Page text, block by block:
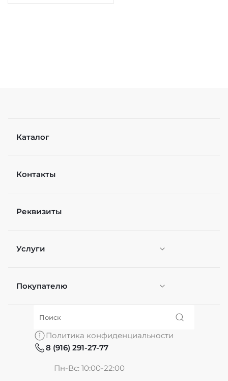
Каталог
Контакты
Реквизиты
Услуги
Персонификация
Покупателю
О нас
Политика конфиденциальности
8 (916) 291-27-77
Пн-Вс: 10:00-22:00